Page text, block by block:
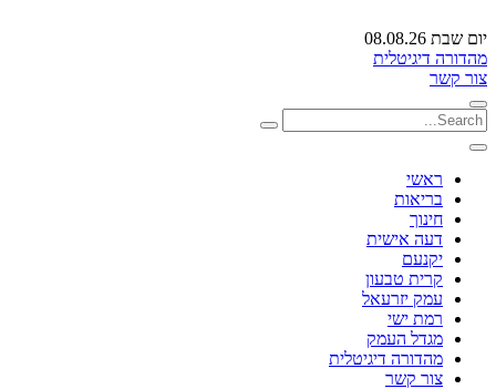
יום שבת 08.08.26
מהדורה דיגיטלית
צור קשר
ראשי
בריאות
חינוך
דעה אישית
יקנעם
קרית טבעון
עמק יזרעאל
רמת ישי
מגדל העמק
מהדורה דיגיטלית
צור קשר